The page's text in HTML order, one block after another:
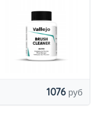
1076